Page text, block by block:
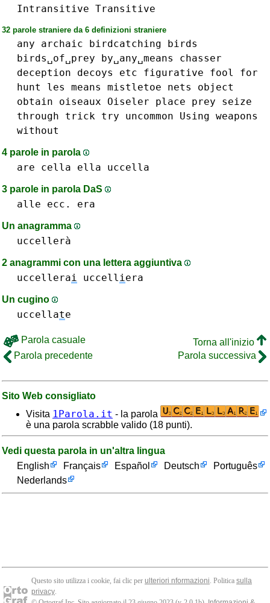
Intransitive Transitive
32 parole straniere da 6 definizioni straniere
any archaic birdcatching
birds
birds␣of␣prey
by␣any␣means
chasser
deception
decoys etc figurative fool
for
hunt
les means mistletoe nets
object
obtain
oiseaux Oiseler place prey
seize
through
trick try uncommon Using weapons
without
4 parole in parola
are cella ella uccella
3 parole in parola DaS
alle ecc. era
Un anagramma
uccellerà
2 anagrammi con una lettera aggiuntiva
uccellerai uccelliera
Un cugino
uccellate
Parola casuale
Torna all'inizio
Parola precedente
Parola successiva
Sito Web consigliato
Visita 1Parola.it - la parola
è una parola scrabble valido (18 punti).
Vedi questa parola in un'altra lingua
English
Français Español Deutsch
Português
Nederlands
Questo sito utilizza i cookie, fai clic per ulteriori nformazioni. Politica sulla
privacy.